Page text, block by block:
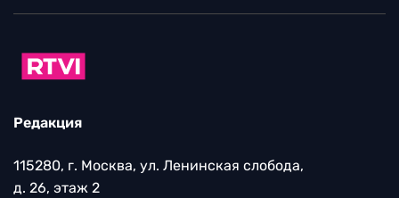
Редакция
115280, г. Москва, ул. Ленинская слобода,
д. 26, этаж 2